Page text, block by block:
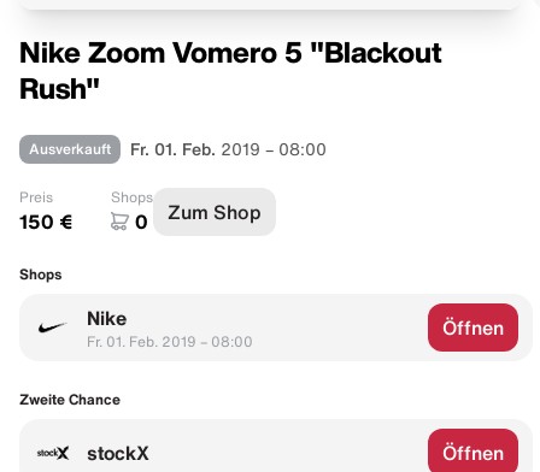
Nike Zoom Vomero 5 "Blackout
Rush"
Ausverkauft Fr. 01. Feb. 2019 – 08:00
Preis
150 €
Shops
0 Zum Shop
Shops
Nike
Fr. 01. Feb. 2019 – 08:00
Öffnen
Zweite Chance
stockX Öffnen